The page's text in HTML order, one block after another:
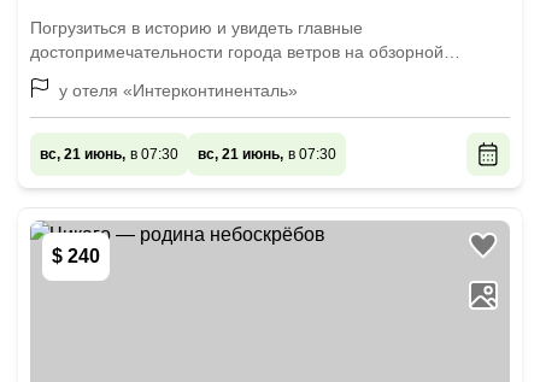
Погрузиться в историю и увидеть главные
достопримечательности города ветров на обзорной
экскурсии
у отеля «Интерконтиненталь»
вс, 21 июнь, в 07:30 вс, 21 июнь, в 07:30
$ 240